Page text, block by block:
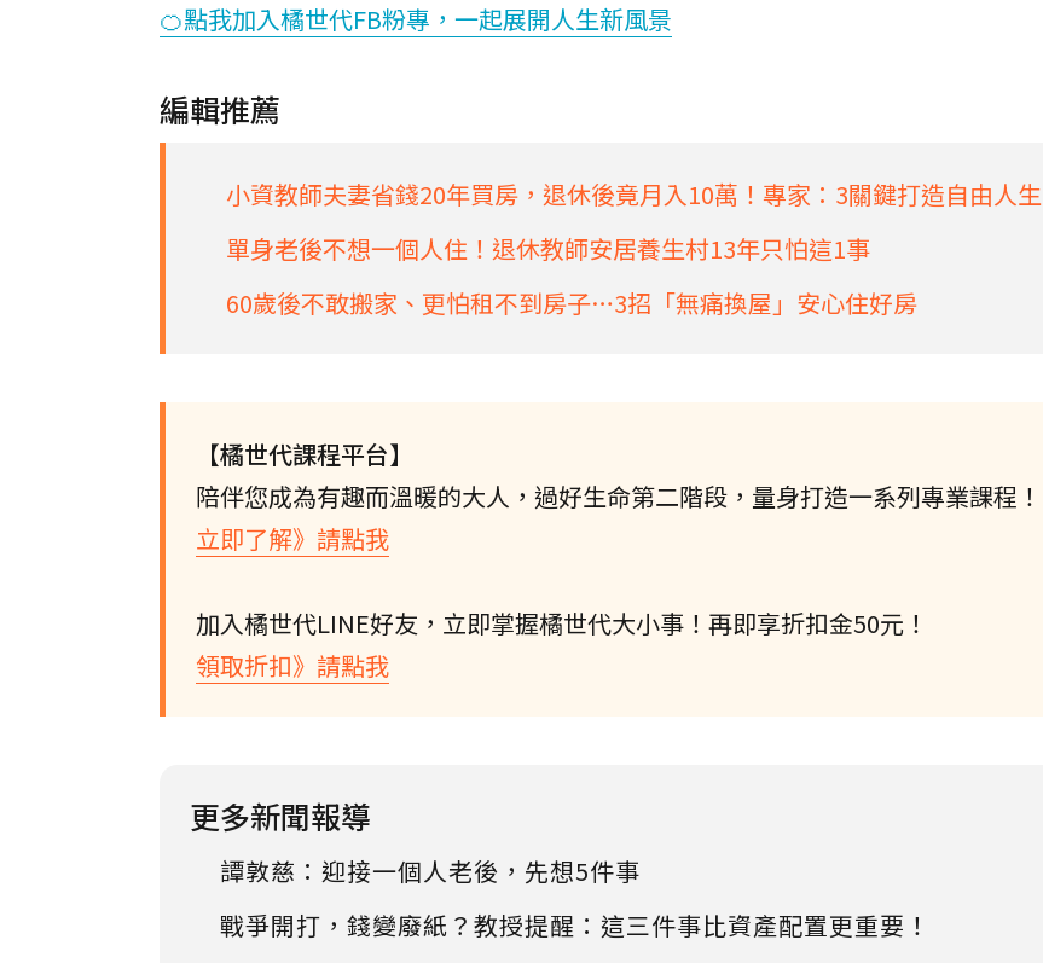
🍊點我加入橘世代FB粉專，一起展開人生新風景
編輯推薦
小資教師夫妻省錢20年買房，退休後竟月入10萬！專家：3關鍵打造自由人生
單身老後不想一個人住！退休教師安居養生村13年只怕這1事
60歲後不敢搬家、更怕租不到房子…3招「無痛換屋」安心住好房
【橘世代課程平台】
陪伴您成為有趣而溫暖的大人，過好生命第二階段，量身打造一系列專業課程！
立即了解》請點我
加入橘世代LINE好友，立即掌握橘世代大小事！再即享折扣金50元！
領取折扣》請點我
更多新聞報導
譚敦慈：迎接一個人老後，先想5件事
戰爭開打，錢變廢紙？教授提醒：這三件事比資產配置更重要！